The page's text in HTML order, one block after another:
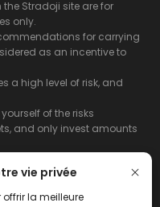
vie privée
la meilleure
Stradoji site are for
only.
for carrying
as an incentive to
a high level of risk, and
of the risks
and only invest amounts
results or the
information contained on